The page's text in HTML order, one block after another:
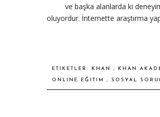
ve başka alanlarda ki
oluyordur. İnternette araştırma
ETIKETLER: KHAN , KHAN
ONLINE EĞITIM , SOSYAL